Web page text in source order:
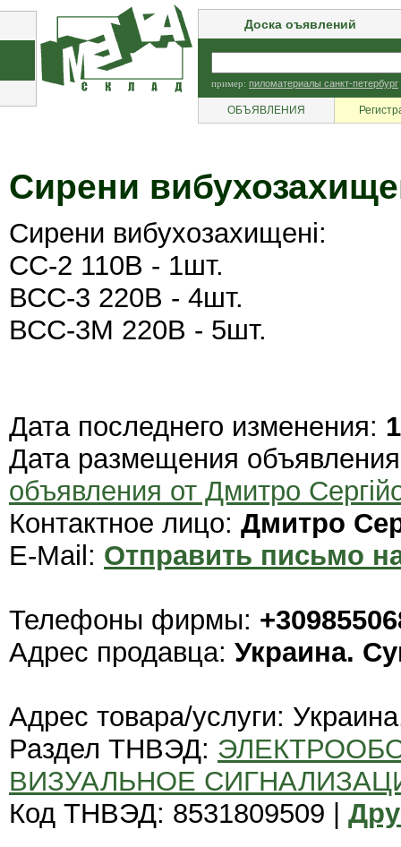
Доска оъявлений
пример: пиломатериалы санкт-петербург
ОБЪЯВЛЕНИЯ
Сирени
Сирени вибухозахищені:
СС-2 110В - 1шт.
ВСС-3 220В - 4шт.
ВСС-3М 220В - 5шт.
Дата последнего изменения:
Дата размещения
объявления от Дмитро
Контактное лицо: Дмитро
E-Mail: Отправить письмо
Телефоны фирмы:
Адрес продавца: Украина.
Адрес товара/услуги:
Раздел ТНВЭД:
ВИЗУАЛЬНОЕ
Код ТНВЭД: 8531809509 |